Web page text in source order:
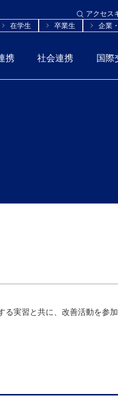
アクセス
在学生 卒業生 企業
携 社会連携 国際
実習と共に、改善活動を参